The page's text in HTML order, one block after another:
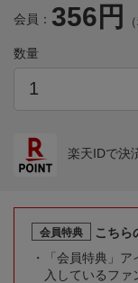
会員： 356円
数量
楽天IDで決
会員特典
こちら
「会員特典」
入しているフ